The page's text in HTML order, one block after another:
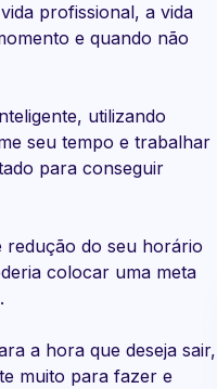
profissional, a vida
e quando não
utilizando
seu tempo e trabalhar
para conseguir
redução do seu horário
colocar uma meta
a hora que deseja sair,
muito para fazer e